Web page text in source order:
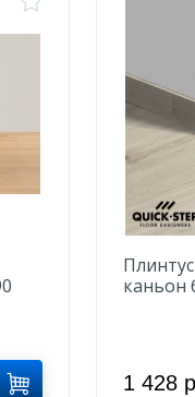
каньон
1 428